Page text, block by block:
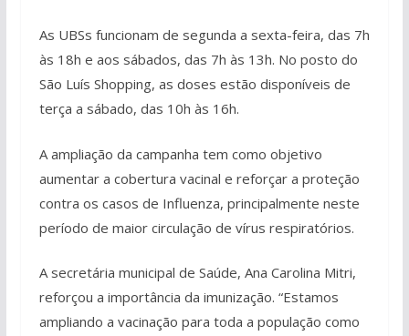
As UBSs funcionam de segunda a sexta-feira, das 7h
às 18h e aos sábados, das 7h às 13h. No posto do
São Luís Shopping, as doses estão disponíveis de
terça a sábado, das 10h às 16h.
A ampliação da campanha tem como objetivo
aumentar a cobertura vacinal e reforçar a proteção
contra os casos de Influenza, principalmente neste
período de maior circulação de vírus respiratórios.
A secretária municipal de Saúde, Ana Carolina Mitri,
reforçou a importância da imunização. “Estamos
ampliando a vacinação para toda a população como